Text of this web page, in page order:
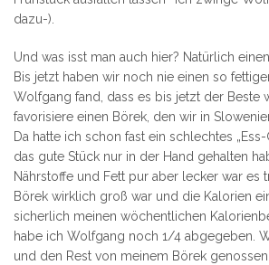
dazu-).
Und was isst man auch hier? Natürlich einen
Bis jetzt haben wir noch nie einen so
Wolfgang fand, dass es bis jetzt der Beste
favorisiere einen Börek, den wir in
Da hatte ich schon fast ein schlechtes „Ess-
das gute Stück nur in der Hand gehalten
Nährstoffe und Fett pur aber lecker war es
Börek wirklich groß war und die Kalorien
sicherlich meinen wöchentlichen
habe ich Wolfgang noch 1/4 abgegeben.
und den Rest von meinem Börek